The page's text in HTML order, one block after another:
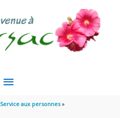
MENU
PRINCIPAL
Service aux personnes